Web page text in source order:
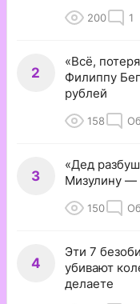
200 1
2
«Всё,
Филиппу
рублей
158
3
«Дед
Мизулину —
150
4
Эти 7
убивают
делаете